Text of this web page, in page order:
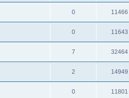
0 11466
0 11643
7 32464
2 14949
0 11801